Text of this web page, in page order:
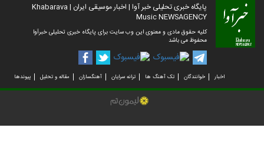
پایگاه خبری تحلیلی خبر آوا | اخبار موسیقی ایران | Khabarava
Music NEWSAGENCY
کلیه حقوق مادی و معنوی این وب سایت برای پایگاه خبری تحلیلی خبرآوا
محفوظ می باشد
اخبار خوانندگان تک آهنگ ها ترانه سرایان آهنگسازان مقاله و تحلیل پیوندها